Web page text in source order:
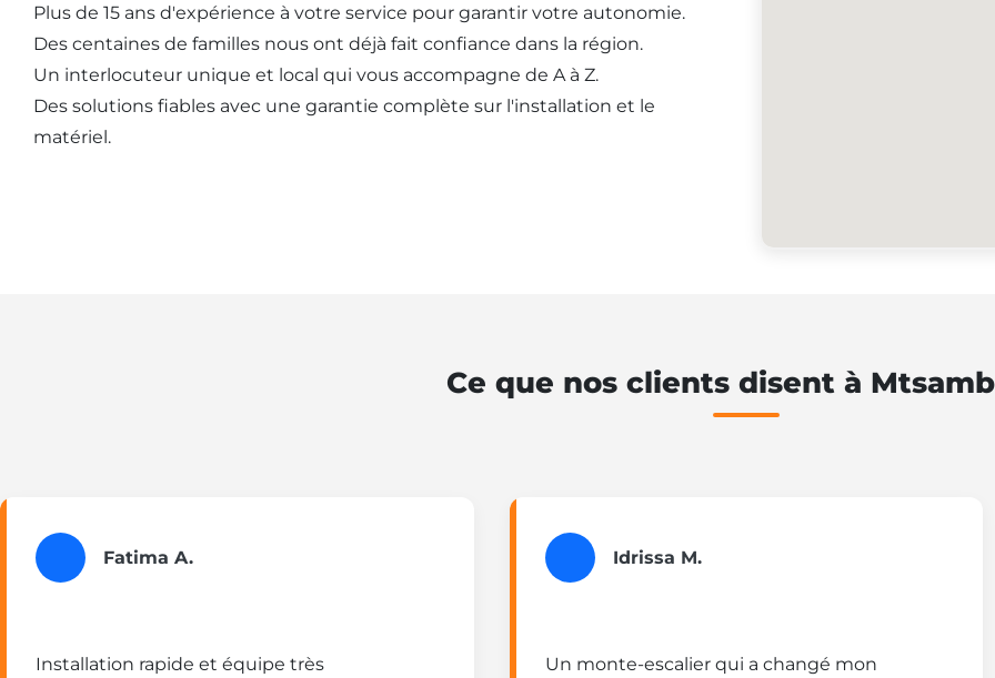
Plus de 15 ans d'expérience à votre service pour garantir votre autonomie.
Des centaines de familles nous ont déjà fait confiance dans la région.
Un interlocuteur unique et local qui vous accompagne de A à Z.
Des solutions fiables avec une garantie complète sur l'installation et le
matériel.
Ce que nos clients disent à
Fatima A.
Installation rapide et équipe très
Idrissa M.
Un monte-escalier qui a changé mon